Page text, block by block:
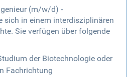
(m/w/d) -
sich in einem interdisziplinären
Sie verfügen über folgende
der Biotechnologie oder
Fachrichtung